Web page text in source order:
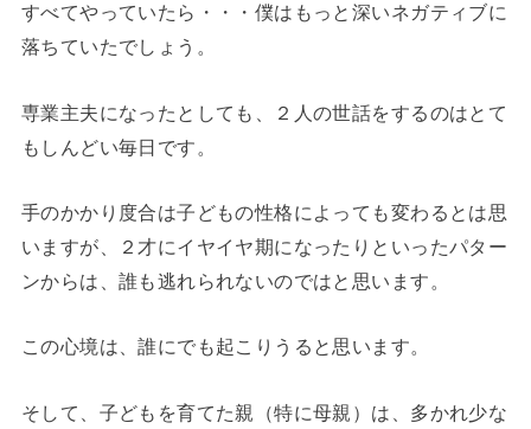
すべてやっていたら・・・僕はもっと深いネガティブに
落ちていたでしょう。
専業主夫になったとしても、２人の世話をするのはとて
もしんどい毎日です。
手のかかり度合は子どもの性格によっても変わるとは思
いますが、２才にイヤイヤ期になったりといったパター
ンからは、誰も逃れられないのではと思います。
この心境は、誰にでも起こりうると思います。
そして、子どもを育てた親（特に母親）は、多かれ少な